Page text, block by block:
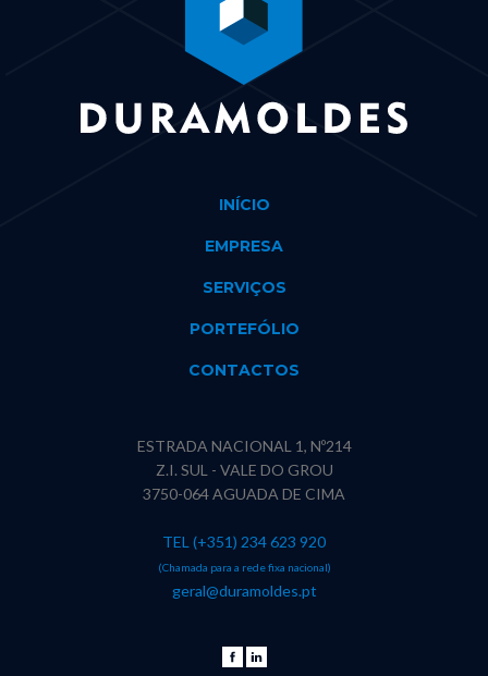
INÍCIO
EMPRESA
SERVIÇOS
PORTEFÓLIO
CONTACTOS
ESTRADA NACIONAL 1, Nº214
Z.I. SUL - VALE DO GROU
3750-064 AGUADA DE CIMA
TEL (+351) 234 623 920
(Chamada para a rede fixa nacional)
geral@duramoldes.pt